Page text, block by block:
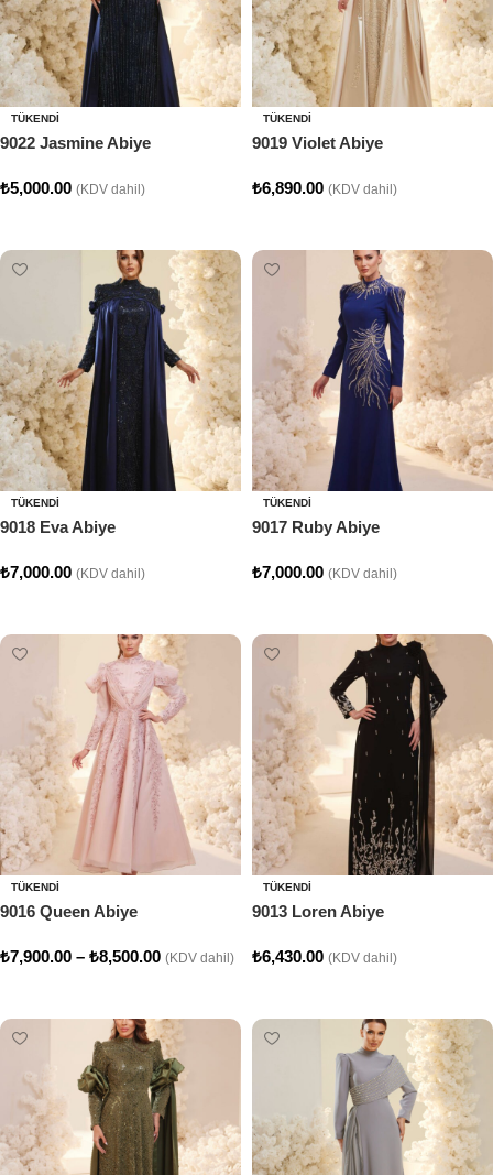
TÜKENDI
9022 Jasmine Abiye
₺5,000.00 (KDV dahil)
TÜKENDI
9019 Violet Abiye
₺6,890.00 (KDV dahil)
TÜKENDI
9018 Eva Abiye
₺7,000.00 (KDV dahil)
TÜKENDI
9017 Ruby Abiye
₺7,000.00 (KDV dahil)
TÜKENDI
9016 Queen Abiye
₺7,900.00 – ₺8,500.00 (KDV dahil)
TÜKENDI
9013 Loren Abiye
₺6,430.00 (KDV dahil)